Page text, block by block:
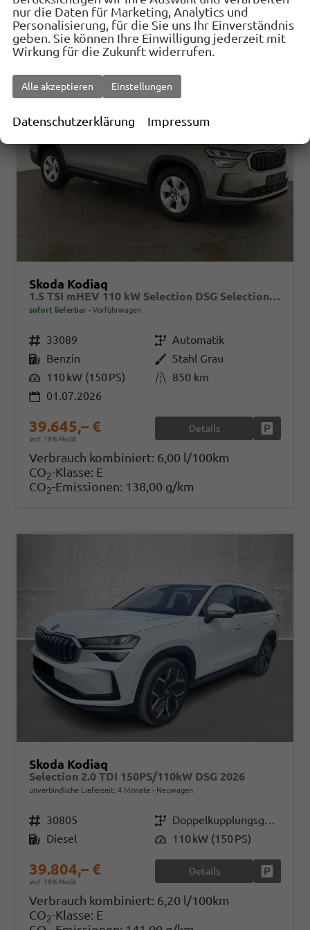
CO2-Emissionen: 138,00 g/km
Skoda Kodiaq
1.5 TSI mHEV 110 kW Selection DSG Selection, AHK, Navi, Side, Kamera, Winter, 4 J.- Garantie
sofort lieferbar Vorführwagen
Fahrzeugnr. 33089 GetriebeAutomatik
Kraftstoff Benzin AußenfarbeStahl Grau
Leistung 110 kW (150 PS) Kilometerstand 850 km
01.07.2026
39.645,– €
incl. 19% MwSt.
Details
Verbrauch kombiniert: 6,00 l/100km
CO2-Klasse: E
CO2-Emissionen: 138,00 g/km
Skoda Kodiaq
Selection 2.0 TDI 150PS/110kW DSG 2026
unverbindliche Lieferzeit: 4 Monate Neuwagen
Fahrzeugnr. 30805 Getriebe
Doppelkupplungsgetriebe (DSG)
Kraftstoff Diesel Leistung 110 kW (150 PS)
39.804,– €
incl. 19% MwSt.
Details
Verbrauch kombiniert: 6,20 l/100km
CO2-Klasse: E
nur die Daten für Marketing, Analytics und
Personalisierung, für die Sie uns Ihr Einverständnis
geben. Sie können Ihre Einwilligung jederzeit mit
Wirkung für die Zukunft widerrufen.
Alle akzeptieren Einstellungen
Datenschutzerklärung Impressum